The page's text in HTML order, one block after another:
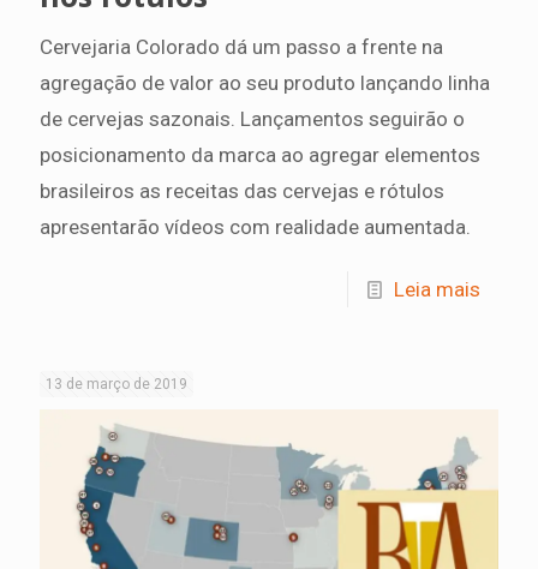
Cervejaria Colorado dá um passo a frente na
agregação de valor ao seu produto lançando linha
de cervejas sazonais. Lançamentos seguirão o
posicionamento da marca ao agregar elementos
brasileiros as receitas das cervejas e rótulos
apresentarão vídeos com realidade aumentada.
Leia mais
13 de março de 2019